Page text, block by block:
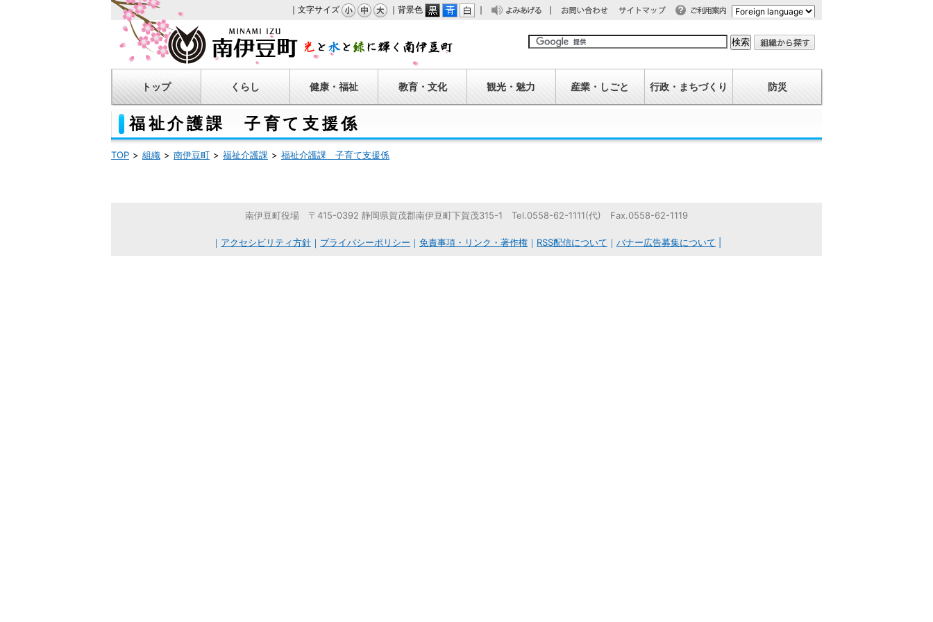
｜文字サイズ ｜背景色
｜
｜
トップ くらし 健康・福祉 教育・文化 観光・魅力 産業・しごと 行政・まちづくり 防災
福祉介護課 子育て支援係
TOP 組織 南伊豆町 福祉介護課 福祉介護課 子育て支援係
南伊豆町役場 〒415-0392 静岡県賀茂郡南伊豆町下賀茂315-1 Tel.0558-62-1111(代) Fax.0558-62-1119
｜ アクセシビリティ方針 ｜ プライバシーポリシー ｜ 免責事項・リンク・著作権 ｜ RSS配信について ｜ バナー広告募集について